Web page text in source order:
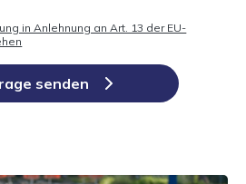
in Anlehnung an Art. 13 der EU-
senden